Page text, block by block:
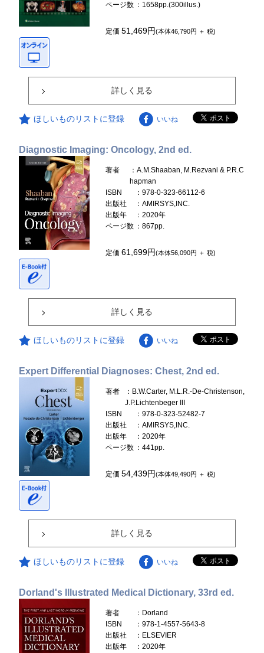
ページ数 ：1658pp.(300illus.)
定価51,469円(本体46,790円 ＋ 税)
詳しく見る
ほしいものリストに登録 いいね
Diagnostic Imaging: Oncology, 2nd ed.
著者
：A.M.Shaaban, M.Rezvani & P.R.C
hapman
ISBN
：978-0-323-66112-6
出版社
：AMIRSYS,INC.
出版年
：2020年
ページ数 ：867pp.
定価61,699円(本体56,090円 ＋ 税)
詳しく見る
ほしいものリストに登録 いいね
Expert Differential Diagnoses: Chest, 2nd ed.
著者
：B.W.Carter, M.L.R.-De-Christenson,
J.P.Lichtenbeger III
ISBN
：978-0-323-52482-7
出版社
：AMIRSYS,INC.
出版年
：2020年
ページ数 ：441pp.
定価54,439円(本体49,490円 ＋ 税)
詳しく見る
ほしいものリストに登録 いいね
Dorland's Illustrated Medical Dictionary, 33rd ed.
著者
：Dorland
ISBN
：978-1-4557-5643-8
出版社
：ELSEVIER
出版年
：2020年